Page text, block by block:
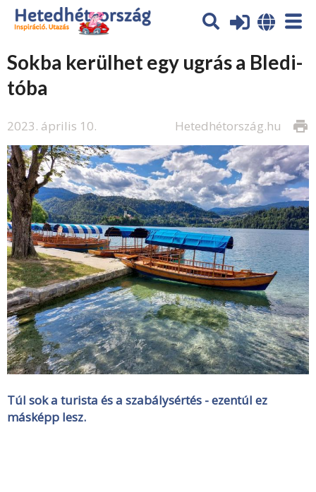
Sokba kerülhet egy ugrás a Bledi-
tóba
2023. április 10. print
Hetedhétország.hu
Túl sok a turista és a szabálysértés - ezentúl ez
másképp lesz.